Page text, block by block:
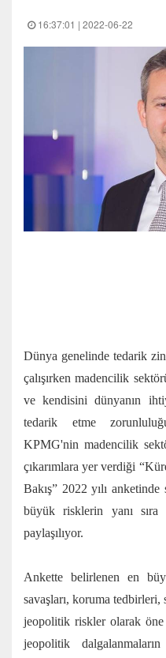
16:37:01 | 2022-06-22
Dünya genelinde tedarik
çalışırken madencilik
ve kendisini dünyanın
tedarik etme
KPMG'nin madencilik
çıkarımlara yer verdiği
Bakış” 2022 yılı anketinde
büyük risklerin yanı sıra
paylaşılıyor.
Ankette belirlenen en
savaşları, koruma
jeopolitik riskler olarak öne
jeopolitik